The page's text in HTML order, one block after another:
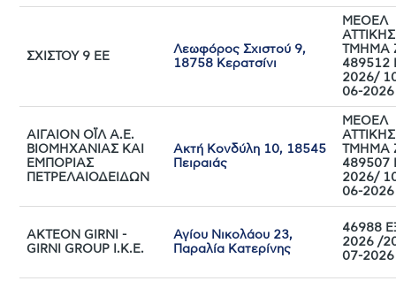
ΣΧΙΣΤΟΥ 9 ΕΕ
Λεωφόρος Σχιστού 9,
18758 Κερατσίνι
ΜΕΟΕΛ
ΤΜΗΜΑ
489512
2026/
06-2026
ΑΙΓΑΙΟΝ ΟΪΛ Α.Ε.
ΒΙΟΜΗΧΑΝΙΑΣ ΚΑΙ
ΕΜΠΟΡΙΑΣ
ΠΕΤΡΕΛΑΙΟΔΕΙΔΩΝ
Ακτή Κονδύλη 10, 18545
Πειραιάς
ΜΕΟΕΛ
ΤΜΗΜΑ
489507
2026/
06-2026
ΑΚΤΕΟΝ GIRNI -
GIRNI GROUP I.K.E.
Αγίου Νικολάου 23,
Παραλία Κατερίνης
46988
2026 /
07-2026